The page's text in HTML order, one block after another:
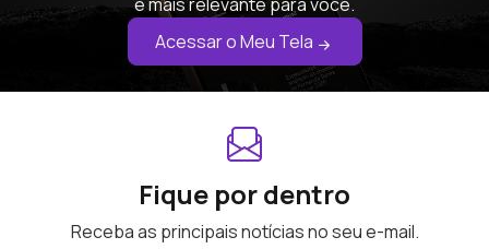
Acessar o Meu Tela
Fique por dentro
Receba as principais notícias no seu e-mail.